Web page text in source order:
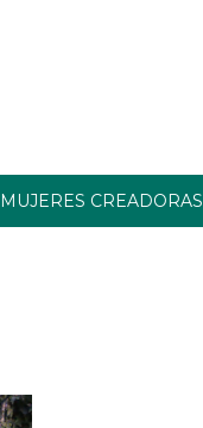
MUJERES CREADORAS